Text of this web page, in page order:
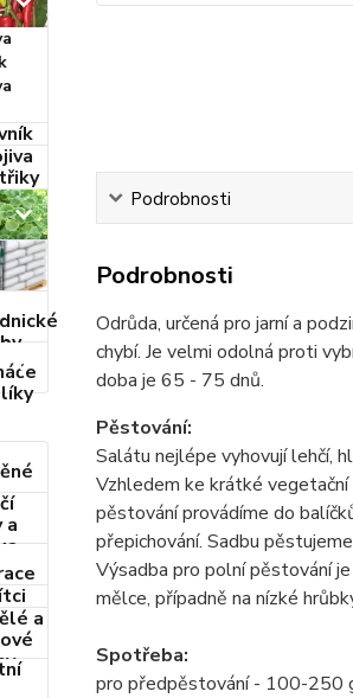
Podrobnosti
Podrobnosti
Odrůda, určená pro jarní a
chybí. Je velmi odolná proti
doba je 65 - 75 dnů.
Pěstování:
Salátu nejlépe vyhovují lehčí,
Vzhledem ke krátké vegetační
pěstování provádíme do
přepichování. Sadbu
Výsadba pro polní pěstování
mělce, případně na nízké
Spotřeba:
pro předpěstování - 100-250